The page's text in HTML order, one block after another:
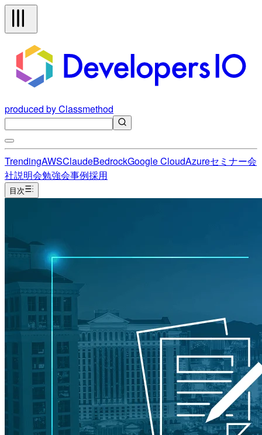
produced by Classmethod
TrendingAWSClaudeBedrockGoogle CloudAzureセミナー会
社説明会勉強会事例採用
目次